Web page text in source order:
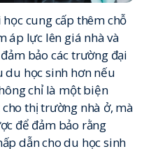
cung cấp thêm chỗ
áp lực lên giá nhà và
bảo các trường đại
du học sinh hơn nếu
chỉ là một biện
thị trường nhà ở, mà
để đảm bảo rằng
dẫn cho du học sinh